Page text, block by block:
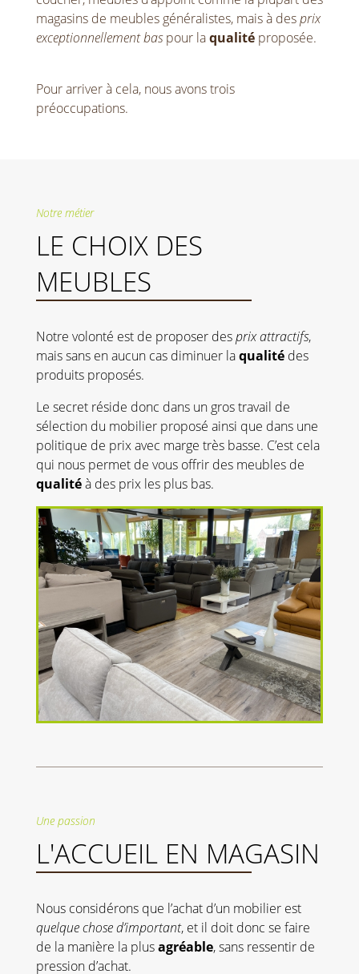
magasins de meubles généralistes, mais à desprix
exceptionnellement baspour laqualitéproposée.
Pour arriver à cela, nous avons trois
préoccupations.
Notre métier
LE CHOIX DES
MEUBLES
Notre volonté est de proposer desprix attractifs,
mais sans en aucun cas diminuer laqualitédes
produits proposés.
Le secret réside donc dans un gros travail de
sélection du mobilier proposé ainsi que dans une
politique de prix avec marge très basse. C’est cela
qui nous permet de vous offrir des meubles de
qualitéà des prix les plus bas.
Une passion
L'ACCUEIL EN MAGASIN
Nous considérons que l’achat d’un mobilier est
quelque chose d’important, et il doit donc se faire
de la manière la plusagréable, sans ressentir de
pression d’achat.